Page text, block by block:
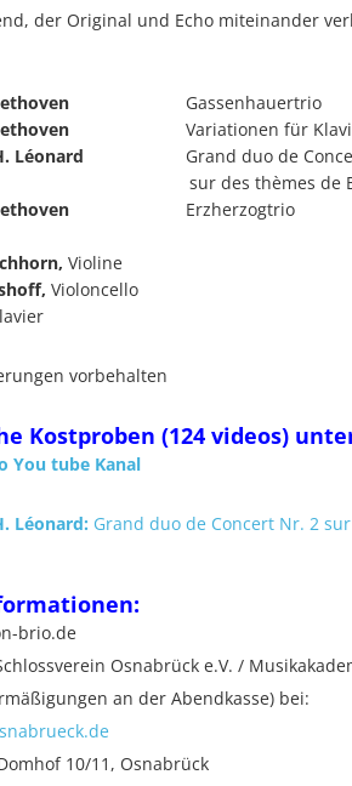
der Original und Echo miteinander
Gassenhauertrio
Variationen für
Léonard Grand duo de
thèmes de
Erzherzogtrio
Violine
Violoncello
vorbehalten
Kostproben (124 videos)
You tube Kanal
Léonard: Grand duo de Concert Nr. 2
brio.de
Osnabrück e.V. /
an der Abendkasse) bei:
10/11, Osnabrück